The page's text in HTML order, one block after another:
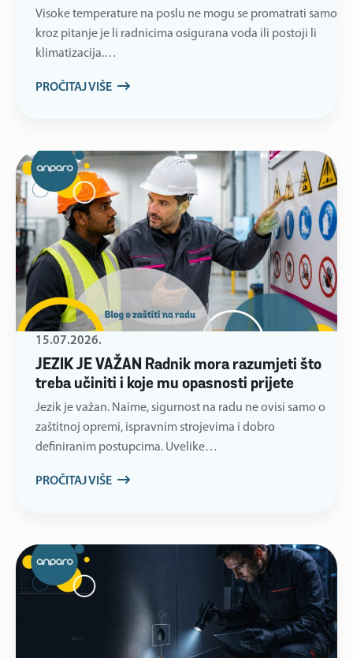
Visoke temperature na poslu ne mogu se promatrati samo
kroz pitanje je li radnicima osigurana voda ili postoji li
klimatizacija.…
PROČITAJ VIŠE
JEZIK JE VAŽAN Radnik mora razumjeti što
treba učiniti i koje mu opasnosti prijete
15.07.2026.
Jezik je važan. Naime, sigurnost na radu ne ovisi samo o
zaštitnoj opremi, ispravnim strojevima i dobro
definiranim postupcima. Uvelike…
PROČITAJ VIŠE